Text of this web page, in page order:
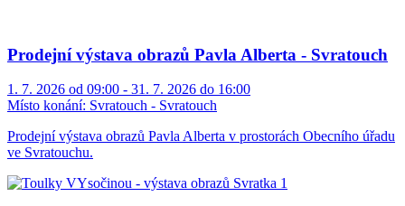
Prodejní výstava obrazů Pavla Alberta - Svratouch
1. 7. 2026 od 09:00 - 31. 7. 2026 do 16:00
Místo konání: Svratouch - Svratouch
Prodejní výstava obrazů Pavla Alberta v prostorách Obecního úřadu
ve Svratouchu.